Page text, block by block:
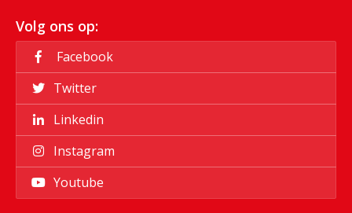
Volg ons op:
Facebook
Twitter
Linkedin
Instagram
Youtube